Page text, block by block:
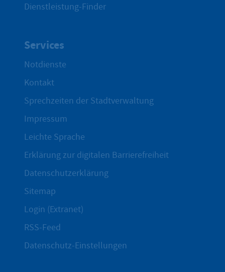
Dienstleistung-Finder
Services
Notdienste
Kontakt
Sprechzeiten der Stadtverwaltung
Impressum
Leichte Sprache
Erklärung zur digitalen Barrierefreiheit
Datenschutzerklärung
Sitemap
Login (Extranet)
RSS-Feed
Datenschutz-Einstellungen